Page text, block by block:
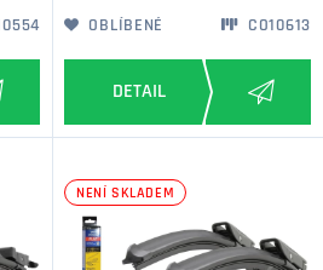
OBLÍBENÉ CO10613
NENÍ SKLADEM